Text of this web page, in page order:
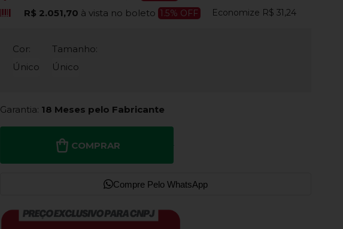
R$ 2.051,70 à vista no boleto 1.5% OFF Economize R$ 31,24
Cor:
Único
Tamanho:
Único
Garantia: 18 Meses pelo Fabricante
COMPRAR
Compre Pelo WhatsApp